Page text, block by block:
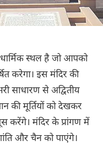
स्थल है जो आपको
करेगा। इस मंदिर की
साधारण से अद्वितीय
की मूर्तियों को देखकर
करेंगे। मंदिर के प्रांगण में
और चैन को पाएंगे।